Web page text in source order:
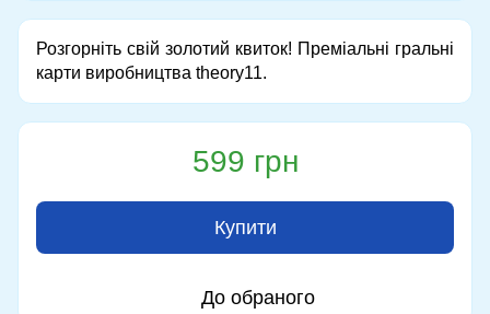
Розгорніть свій золотий квиток! Преміальні гральні
карти виробництва theory11.
599 грн
Купити
До обраного